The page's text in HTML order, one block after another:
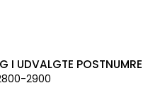
I UDVALGTE POSTNUMRE
2900